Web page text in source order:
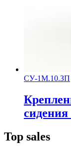
СУ-1М.10.ЗП
Top sales